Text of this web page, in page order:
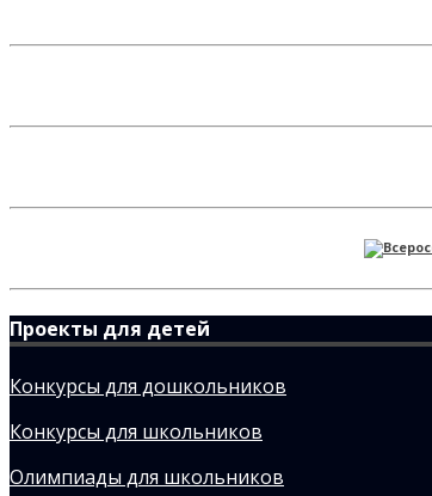
Проекты для детей
Конкурсы для дошкольников
Конкурсы для школьников
Олимпиады для школьников